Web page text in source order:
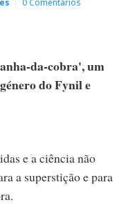
da-cobra', um
do Fynil e
e a ciência não
a superstição e para